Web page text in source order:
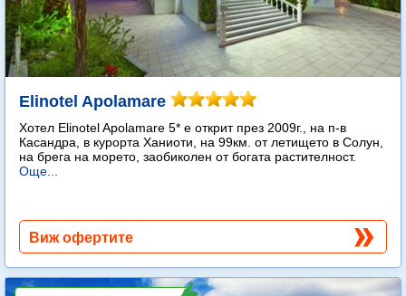
Elinotel Apolamare
Хотел Elinotel Apolamare 5* е открит през 2009г., на п-в
Касандра, в курорта Ханиоти, на 99км. от летището в Солун,
на брега на морето, заобиколен от богата растителност.
Още...
Виж офертите